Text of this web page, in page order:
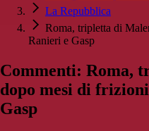
La Repubblica
Roma, tripletta di
Ranieri e Gasp
Commenti: Roma,
dopo mesi di
Gasp